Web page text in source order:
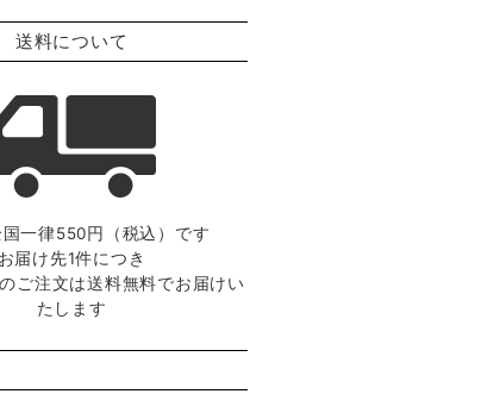
送料について
一律550円（税込）です
お届け先1件につき
ご注文は送料無料でお届けい
たします